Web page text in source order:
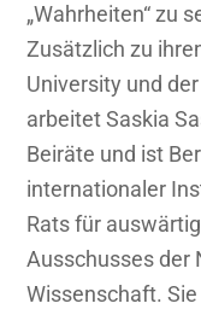
„Wahrheiten“ zu
Zusätzlich zu
University und
arbeitet Saskia
Beiräte und ist
internationaler
Rats für
Ausschusses der
Wissenschaft.